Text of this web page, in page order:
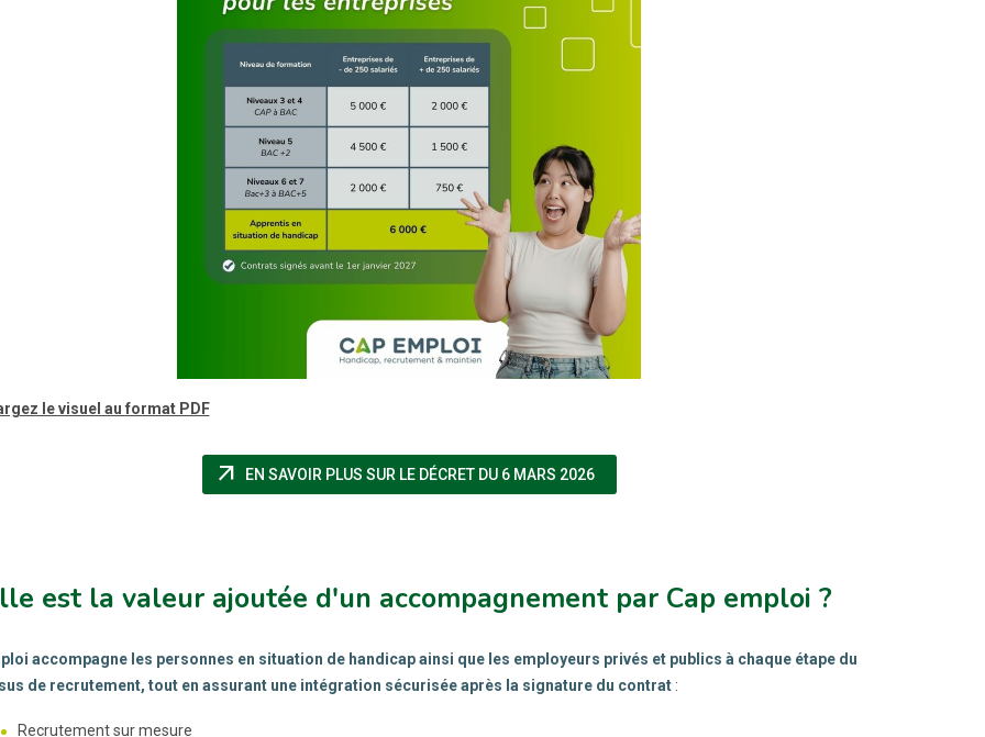
le visuel au format PDF
arrow_outward EN SAVOIR PLUS SUR LE DÉCRET DU 6 MARS 2026(NOUVELLE FENÊTRE)
est la valeur ajoutée d'un accompagnement par Cap emploi ?
accompagne les personnes en situation de handicap ainsi que les employeurs privés et publics à chaque étape du
de recrutement, tout en assurant une intégration sécurisée après la signature du contrat:
Recrutement sur mesure